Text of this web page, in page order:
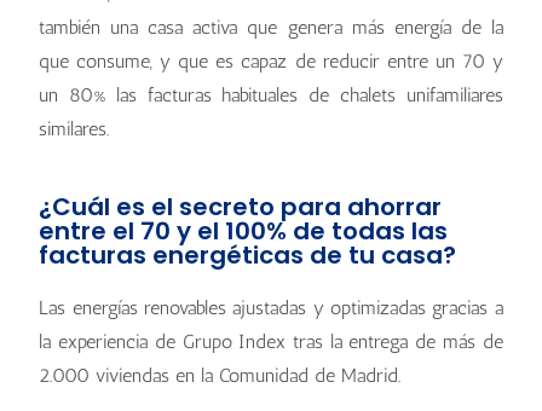
también una casa activa que genera más energía de la
que consume, y que es capaz de reducir entre un 70 y
un 80% las facturas habituales de chalets unifamiliares
similares.
¿Cuál es el secreto para ahorrar
entre el 70 y el 100% de todas las
facturas energéticas de tu casa?
Las energías renovables ajustadas y optimizadas gracias a
la experiencia de Grupo Index tras la entrega de más de
2.000 viviendas en la Comunidad de Madrid.